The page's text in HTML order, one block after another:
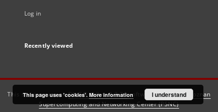
Log in
Recently viewed
This service runs onDInGO dLibra 6.3.21software created by
Poznan
Supercomputing and Networking Center (PSNC)
This page uses 'cookies'. More information I understand